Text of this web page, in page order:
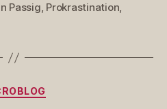
Passig, Prokrastination,
Kategorien